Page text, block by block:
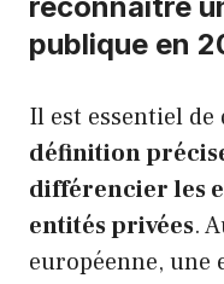
publique en
Il est essentiel
définition
différencier les
entités privées.
européenne, une